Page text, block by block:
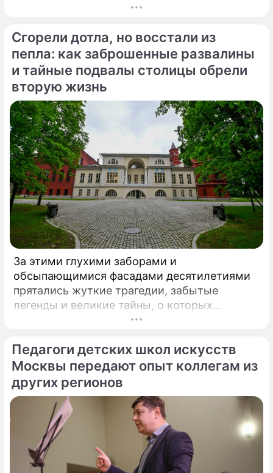
Свободным проспектом и Большим
открытия принял участие мэр Москвы
Сергей Собянин, который подчеркнул
стратегическую важность новой развязки
для разгрузки одного из самых проблемных
участков магистрали.
Сгорели дотла, но восстали из
пепла: как заброшенные развалины
и тайные подвалы столицы обрели
вторую жизнь
За этими глухими заборами и
обсыпающимися фасадами десятилетиями
прятались жуткие трагедии, забытые
легенды и великие тайны, о которых
миллионы прохожих даже не догадывались.
Педагоги детских школ искусств
Москвы передают опыт коллегам из
других регионов